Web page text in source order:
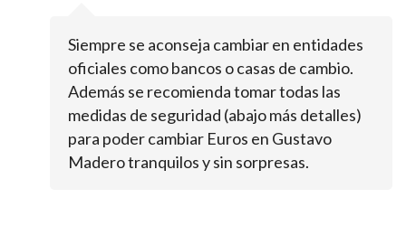
Siempre se aconseja cambiar en entidades
oficiales como bancos o casas de cambio.
Además se recomienda tomar todas las
medidas de seguridad (abajo más detalles)
para poder cambiar Euros en Gustavo
Madero tranquilos y sin sorpresas.